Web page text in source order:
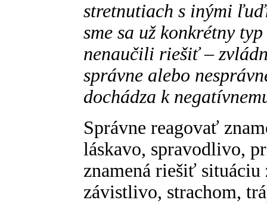
stretnutiach s inými
sme sa už konkrétny
nenaučili riešiť –
správne alebo
dochádza k
Správne reagovať
láskavo, spravodlivo,
znamená riešiť
závistlivo, strachom,